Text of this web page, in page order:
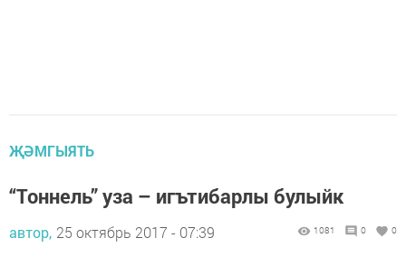
ҖӘМГЫЯТЬ
“Тоннель” уза – игътибарлы булыйк
автор, 25 октябрь 2017 - 07:39 1081 0 0